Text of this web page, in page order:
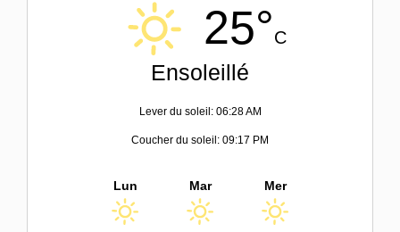
25°C
Ensoleillé
Lever du soleil: 06:28 AM
Coucher du soleil: 09:17 PM
Lun Mar Mer